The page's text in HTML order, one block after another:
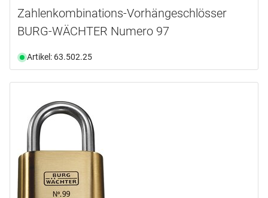
Zahlenkombinations-Vorhängeschlösser
BURG-WÄCHTER Numero 97
Artikel: 63.502.25